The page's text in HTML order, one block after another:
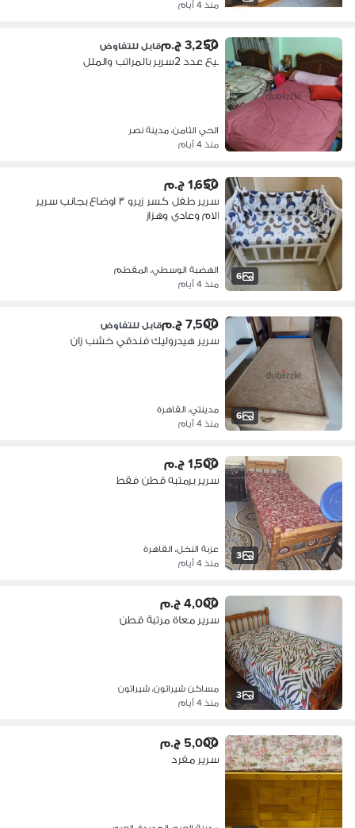
منذ 4 أيام
3,250 ج.م قابل للتفاوض
بيع عدد 2سرير بالمراتب والملل
الحي الثامن، مدينة نصر
منذ 4 أيام
6
1,650 ج.م
سرير طفل كسر زيرو ٣ اوضاع بجانب سرير
الام وعادي وهزاز
الهضبة الوسطي، المقطم
منذ 4 أيام
6
7,500 ج.م قابل للتفاوض
سرير هيدروليك فندقي خشب زان
مدينتي، القاهرة
منذ 4 أيام
3
1,500 ج.م
سرير برمتبه قطن فقط
عزبة النخل، القاهرة
منذ 4 أيام
3
4,000 ج.م
سرير معاة مرتبة قطن
مساكن شيراتون، شيراتون
منذ 4 أيام
5,000 ج.م
سرير مفرد